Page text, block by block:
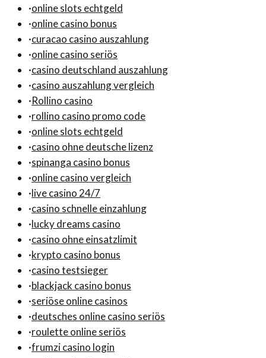
·online slots echtgeld
·online casino bonus
·curacao casino auszahlung
·online casino seriös
·casino deutschland auszahlung
·casino auszahlung vergleich
·Rollino casino
·rollino casino promo code
·online slots echtgeld
·casino ohne deutsche lizenz
·spinanga casino bonus
·online casino vergleich
·live casino 24/7
·casino schnelle einzahlung
·lucky dreams casino
·casino ohne einsatzlimit
·krypto casino bonus
·casino testsieger
·blackjack casino bonus
·seriöse online casinos
·deutsches online casino seriös
·roulette online seriös
·frumzi casino login